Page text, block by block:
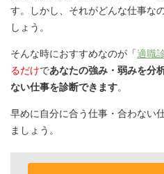
す。しかし、それがどんな仕事な
しょう。
そんな時におすすめなのが「適職
るだけであなたの強み・弱みを分
ない仕事を診断できます。
早めに自分に合う仕事・合わない
ましょう。